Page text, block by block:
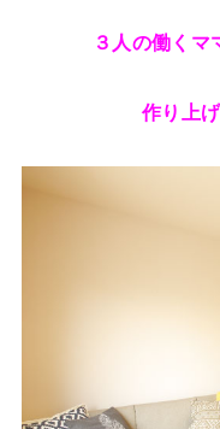
３人の働くマ
作り上